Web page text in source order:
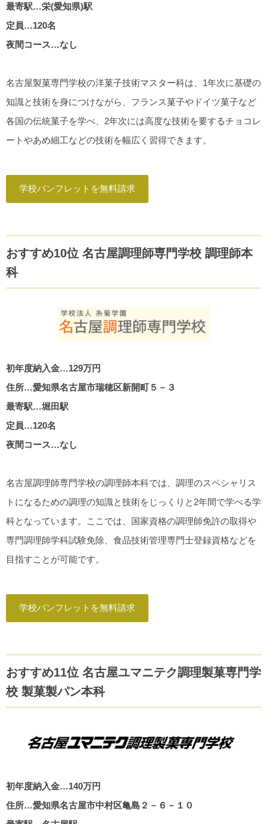
最寄駅…栄(愛知県)駅
定員…120名
夜間コース…なし
名古屋製菓専門学校の洋菓子技術マスター科は、1年次に基礎の
知識と技術を身につけながら、フランス菓子やドイツ菓子など
各国の伝統菓子を学べ、2年次には高度な技術を要するチョコレ
ートやあめ細工などの技術を幅広く習得できます。
学校パンフレットを無料請求
おすすめ10位 名古屋調理師専門学校 調理師本
科
初年度納入金…129万円
住所…愛知県名古屋市瑞穂区新開町５－３
最寄駅…堀田駅
定員…120名
夜間コース…なし
名古屋調理師専門学校の調理師本科では、調理のスペシャリス
トになるための調理の知識と技術をじっくりと2年間で学べる学
科となっています。ここでは、国家資格の調理師免許の取得や
専門調理師学科試験免除、食品技術管理専門士登録資格などを
目指すことが可能です。
学校パンフレットを無料請求
おすすめ11位 名古屋ユマニテク調理製菓専門学
校 製菓製パン本科
初年度納入金…140万円
住所…愛知県名古屋市中村区亀島２－６－１０